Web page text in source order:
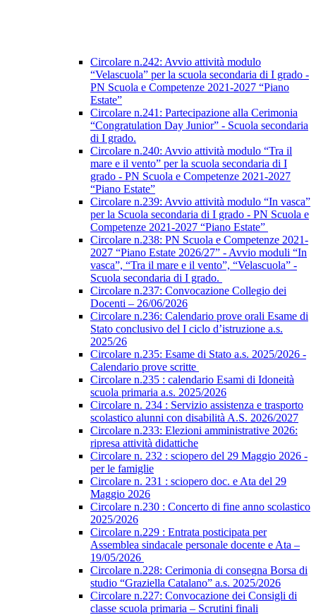
Circolare n.242: Avvio attività modulo
“Velascuola” per la scuola secondaria di I grado -
PN Scuola e Competenze 2021-2027 “Piano
Estate”
Circolare n.241: Partecipazione alla Cerimonia
“Congratulation Day Junior” - Scuola secondaria
di I grado.
Circolare n.240: Avvio attività modulo “Tra il
mare e il vento” per la scuola secondaria di I
grado - PN Scuola e Competenze 2021-2027
“Piano Estate”
Circolare n.239: Avvio attività modulo “In vasca”
per la Scuola secondaria di I grado - PN Scuola e
Competenze 2021-2027 “Piano Estate”
Circolare n.238: PN Scuola e Competenze 2021-
2027 “Piano Estate 2026/27” - Avvio moduli “In
vasca”, “Tra il mare e il vento”, “Velascuola” -
Scuola secondaria di I grado.
Circolare n.237: Convocazione Collegio dei
Docenti – 26/06/2026
Circolare n.236: Calendario prove orali Esame di
Stato conclusivo del I ciclo d’istruzione a.s.
2025/26
Circolare n.235: Esame di Stato a.s. 2025/2026 -
Calendario prove scritte
Circolare n.235 : calendario Esami di Idoneità
scuola primaria a.s. 2025/2026
Circolare n. 234 : Servizio assistenza e trasporto
scolastico alunni con disabilità A.S. 2026/2027
Circolare n.233: Elezioni amministrative 2026:
ripresa attività didattiche
Circolare n. 232 : sciopero del 29 Maggio 2026 -
per le famiglie
Circolare n. 231 : sciopero doc. e Ata del 29
Maggio 2026
Circolare n.230 : Concerto di fine anno scolastico
2025/2026
Circolare n.229 : Entrata posticipata per
Assemblea sindacale personale docente e Ata –
19/05/2026
Circolare n.228: Cerimonia di consegna Borsa di
studio “Graziella Catalano” a.s. 2025/2026
Circolare n.227: Convocazione dei Consigli di
classe scuola primaria – Scrutini finali